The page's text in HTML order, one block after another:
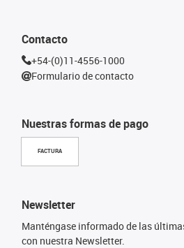
Nuestras formas de pago
FACTURA
Contacto
+54-(0)11-4556-1000
Formulario de contacto
Newsletter
Manténgase informado de las
con nuestra Newsletter.